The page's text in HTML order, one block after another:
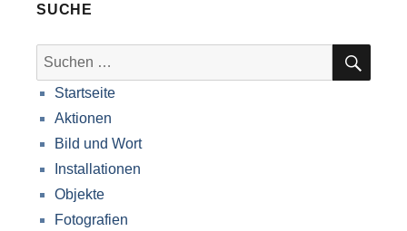
SUCHE
Suche
nach:
Startseite
Aktionen
Bild und Wort
Installationen
Objekte
Fotografien